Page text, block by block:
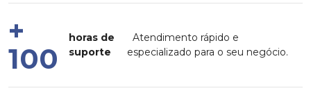
+
100
horas de
suporte
Atendimento rápido e
especializado para o seu negócio.